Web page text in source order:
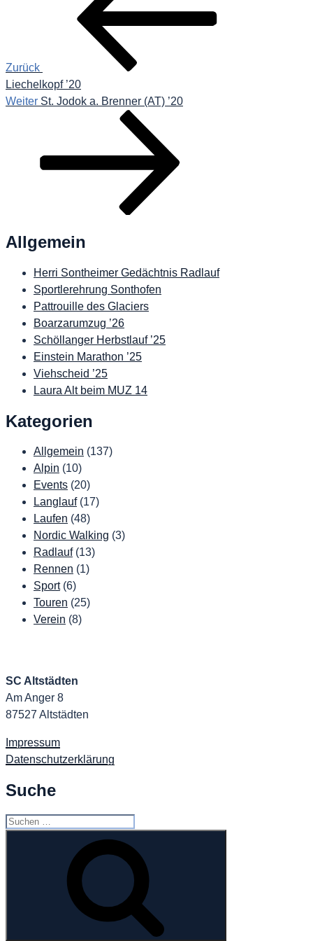
Zurück
Liechelkopf ’20
Nächster
Weiter St. Jodok a. Brenner (AT) ’20
Allgemein
Herri Sontheimer Gedächtnis Radlauf
Sportlerehrung Sonthofen
Pattrouille des Glaciers
Boarzarumzug ’26
Schöllanger Herbstlauf ’25
Einstein Marathon ’25
Viehscheid ’25
Laura Alt beim MUZ 14
Kategorien
Allgemein (137)
Alpin (10)
Events (20)
Langlauf(17)
Laufen (48)
Nordic Walking (3)
Radlauf(13)
Rennen (1)
Sport(6)
Touren (25)
Verein (8)
SC Altstädten
Am Anger 8
87527 Altstädten
Impressum
Datenschutzerklärung
Suche
Suchen